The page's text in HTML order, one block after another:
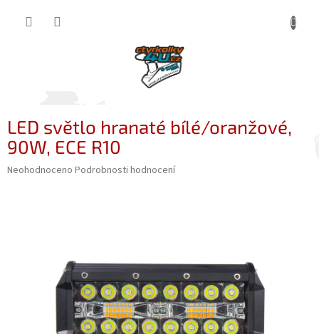
LED světlo hranaté bílé/oranžové,
90W, ECE R10
Průměrné
Neohodnoceno Podrobnosti hodnocení